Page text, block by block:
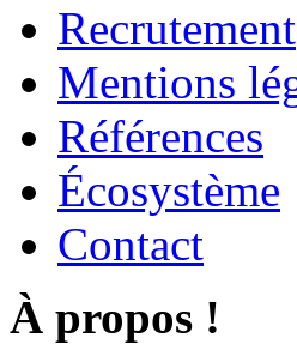
Recrutement
Mentions
Références
Écosystème
Contact
À propos !